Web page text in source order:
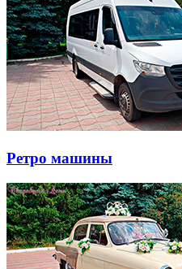
Ретро машины